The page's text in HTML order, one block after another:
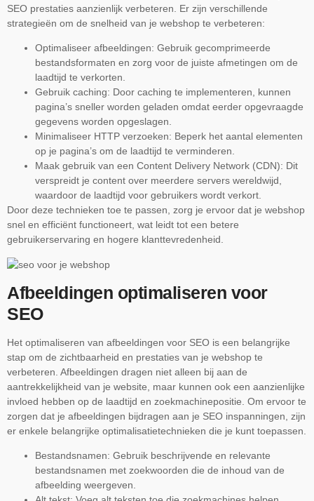
SEO prestaties aanzienlijk verbeteren. Er zijn verschillende
strategieën om de snelheid van je webshop te verbeteren:
Optimaliseer afbeeldingen: Gebruik gecomprimeerde
bestandsformaten en zorg voor de juiste afmetingen om de
laadtijd te verkorten.
Gebruik caching: Door caching te implementeren, kunnen
pagina’s sneller worden geladen omdat eerder opgevraagde
gegevens worden opgeslagen.
Minimaliseer HTTP verzoeken: Beperk het aantal elementen
op je pagina’s om de laadtijd te verminderen.
Maak gebruik van een Content Delivery Network (CDN): Dit
verspreidt je content over meerdere servers wereldwijd,
waardoor de laadtijd voor gebruikers wordt verkort.
Door deze technieken toe te passen, zorg je ervoor dat je webshop
snel en efficiënt functioneert, wat leidt tot een betere
gebruikerservaring en hogere klanttevredenheid.
Afbeeldingen optimaliseren voor
SEO
Het optimaliseren van afbeeldingen voor SEO is een belangrijke
stap om de zichtbaarheid en prestaties van je webshop te
verbeteren. Afbeeldingen dragen niet alleen bij aan de
aantrekkelijkheid van je website, maar kunnen ook een aanzienlijke
invloed hebben op de laadtijd en zoekmachinepositie. Om ervoor te
zorgen dat je afbeeldingen bijdragen aan je SEO inspanningen, zijn
er enkele belangrijke optimalisatietechnieken die je kunt toepassen.
Bestandsnamen: Gebruik beschrijvende en relevante
bestandsnamen met zoekwoorden die de inhoud van de
afbeelding weergeven.